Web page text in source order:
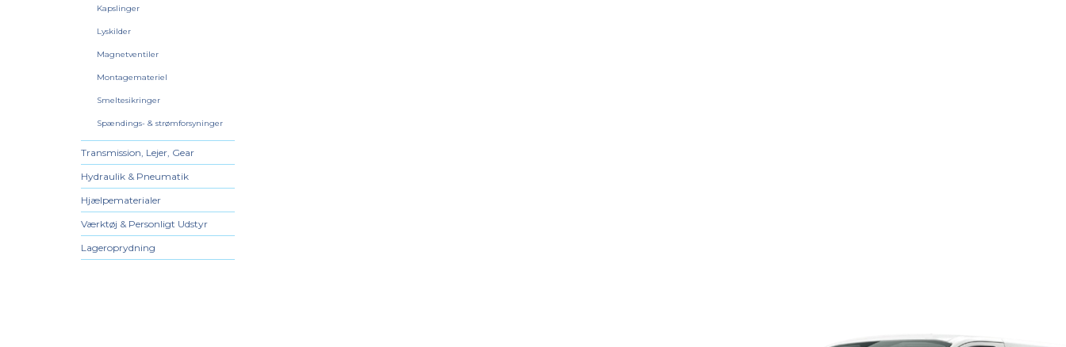
Kapslinger
Lyskilder
Magnetventiler
Montagemateriel
Smeltesikringer
Spændings- & strømforsyninger
Transmission, Lejer, Gear
Hydraulik & Pneumatik
Hjælpematerialer
Værktøj & Personligt Udstyr
Lageroprydning